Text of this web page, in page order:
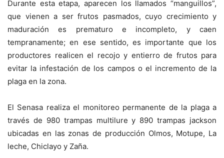
Durante esta etapa, aparecen los llamados “manguillos”,
que vienen a ser frutos pasmados, cuyo crecimiento y
maduración es prematuro e incompleto, y caen
tempranamente; en ese sentido, es importante que los
productores realicen el recojo y entierro de frutos para
evitar la infestación de los campos o el incremento de la
plaga en la zona.
El Senasa realiza el monitoreo permanente de la plaga a
través de 980 trampas multilure y 890 trampas jackson
ubicadas en las zonas de producción Olmos, Motupe, La
leche, Chiclayo y Zaña.